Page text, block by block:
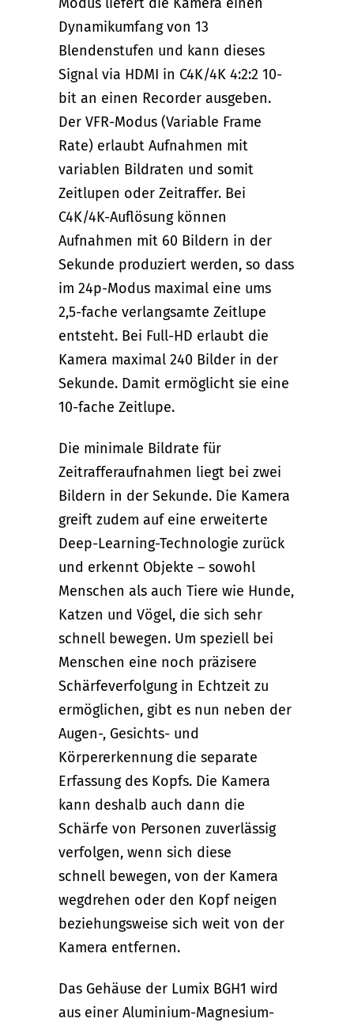
Dynamikumfang von 13
Blendenstufen und kann dieses
Signal via HDMI in C4K/4K 4:2:2 10-
bit an einen Recorder ausgeben.
Der VFR-Modus (Variable Frame
Rate) erlaubt Aufnahmen mit
variablen Bildraten und somit
Zeitlupen oder Zeitraffer. Bei
C4K/4K-Auflösung können
Aufnahmen mit 60 Bildern in der
Sekunde produziert werden, so dass
im 24p-Modus maximal eine ums
2,5-fache verlangsamte Zeitlupe
entsteht. Bei Full-HD erlaubt die
Kamera maximal 240 Bilder in der
Sekunde. Damit ermöglicht sie eine
10-fache Zeitlupe.
Die minimale Bildrate für
Zeitrafferaufnahmen liegt bei zwei
Bildern in der Sekunde. Die Kamera
greift zudem auf eine erweiterte
Deep-Learning-Technologie zurück
und erkennt Objekte – sowohl
Menschen als auch Tiere wie Hunde,
Katzen und Vögel, die sich sehr
schnell bewegen. Um speziell bei
Menschen eine noch präzisere
Schärfeverfolgung in Echtzeit zu
ermöglichen, gibt es nun neben der
Augen-, Gesichts- und
Körpererkennung die separate
Erfassung des Kopfs. Die Kamera
kann deshalb auch dann die
Schärfe von Personen zuverlässig
verfolgen, wenn sich diese
schnell bewegen, von der Kamera
wegdrehen oder den Kopf neigen
beziehungsweise sich weit von der
Kamera entfernen.
Das Gehäuse der Lumix BGH1 wird
aus einer Aluminium-Magnesium-